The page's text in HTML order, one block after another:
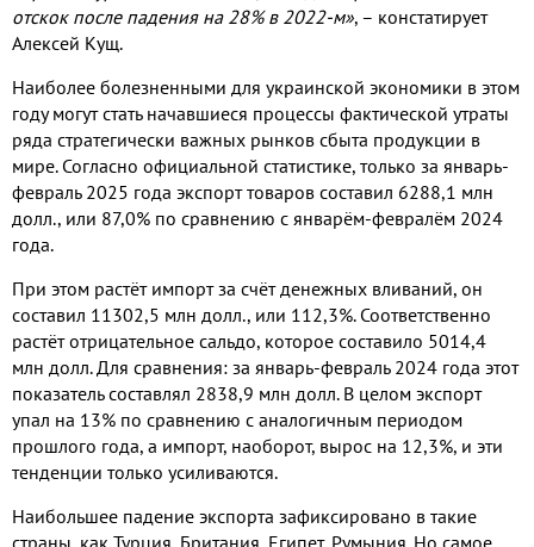
отскок после падения на 28% в 2022-м», – констатирует
Алексей Кущ.
Наиболее болезненными для украинской экономики в этом
году могут стать начавшиеся процессы фактической утраты
ряда стратегически важных рынков сбыта продукции в
мире. Согласно официальной статистике, только за январь-
февраль 2025 года экспорт товаров составил 6288,1 млн
долл., или 87,0% по сравнению с январём-февралём 2024
года.
При этом растёт импорт за счёт денежных вливаний, он
составил 11302,5 млн долл., или 112,3%. Соответственно
растёт отрицательное сальдо, которое составило 5014,4
млн долл. Для сравнения: за январь-февраль 2024 года этот
показатель составлял 2838,9 млн долл. В целом экспорт
упал на 13% по сравнению с аналогичным периодом
прошлого года, а импорт, наоборот, вырос на 12,3%, и эти
тенденции только усиливаются.
Наибольшее падение экспорта зафиксировано в такие